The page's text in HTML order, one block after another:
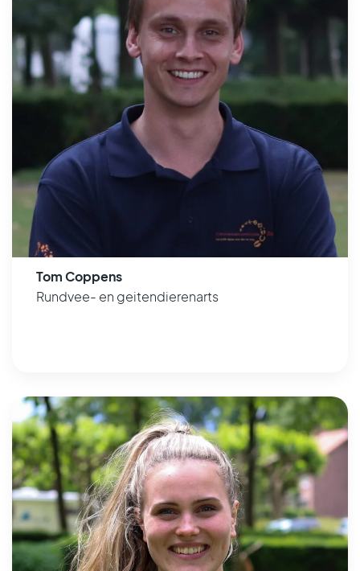
Tom Coppens
Rundvee- en geitendierenarts